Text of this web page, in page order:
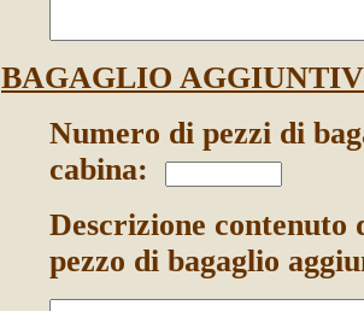
BAGAGLIO
Numero di pezzi di
cabina:
Descrizione contenuto
pezzo di bagaglio